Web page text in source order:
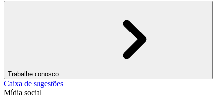
Trabalhe conosco
Caixa de sugestões
Mídia social